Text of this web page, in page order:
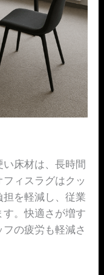
床材は、長時間
ィスラグはクッ
を軽減し、従業
す。快適さが増す
の疲労も軽減さ